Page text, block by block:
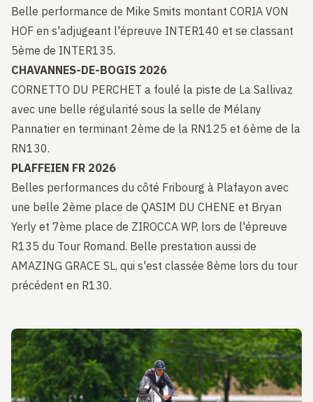
Belle performance de Mike Smits montant CORIA VON
HOF en s'adjugeant l'épreuve INTER140 et se classant
5ème de INTER135.
CHAVANNES-DE-BOGIS 2026
CORNETTO DU PERCHET a foulé la piste de La Sallivaz
avec une belle régularité sous la selle de Mélany
Pannatier en terminant 2ème de la RN125 et 6ème de la
RN130.
PLAFFEIEN FR 2026
Belles performances du côté Fribourg à Plafayon avec
une belle 2ème place de QASIM DU CHENE et Bryan
Yerly et 7ème place de ZIROCCA WP, lors de l'épreuve
R135 du Tour Romand. Belle prestation aussi de
AMAZING GRACE SL, qui s'est classée 8ème lors du tour
précédent en R130.